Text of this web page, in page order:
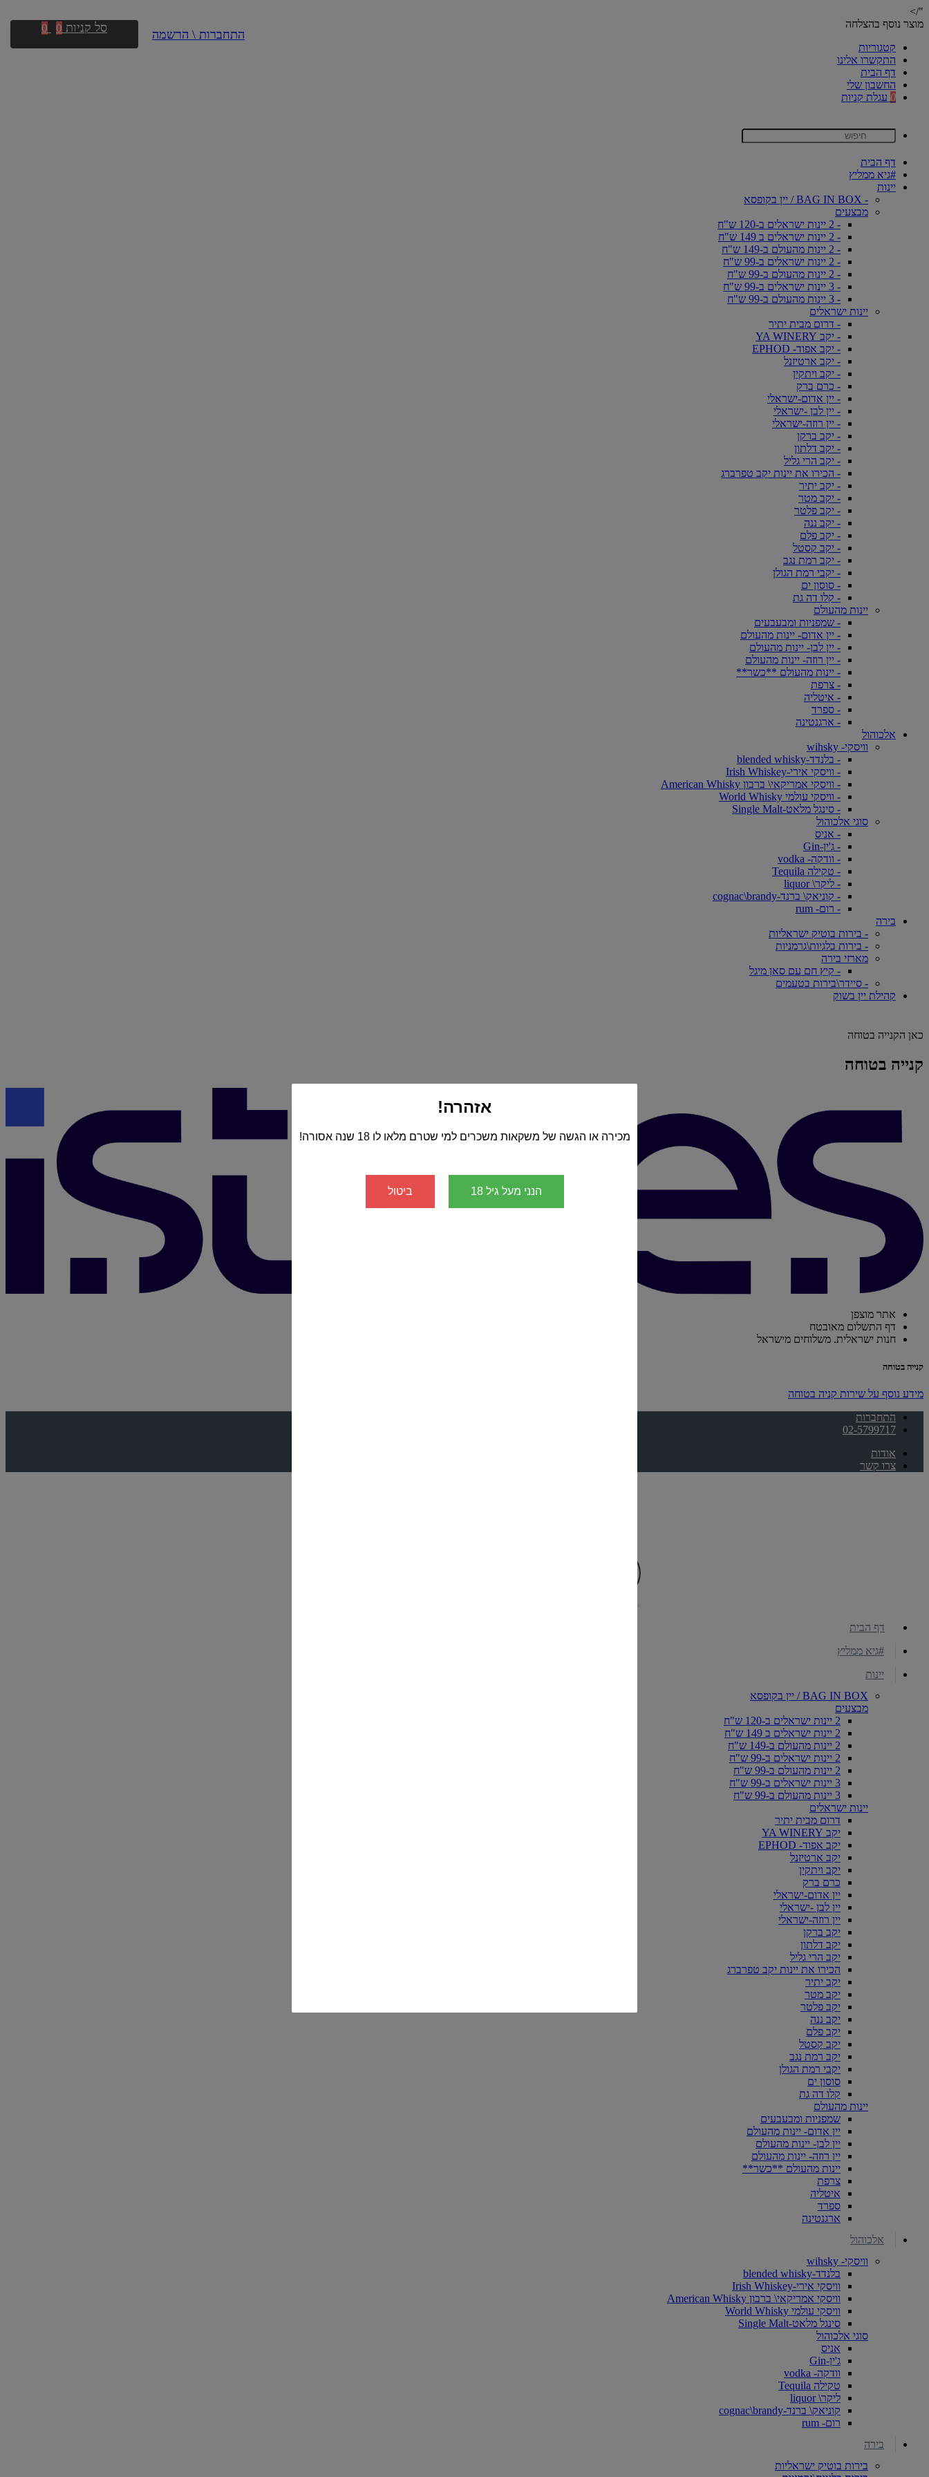
"/>
מוצר נוסף בהצלחה
קטגוריות
התקשרו אלינו
דף הבית
החשבון שלי
0 עגלת קניות
דף הבית
#גיא ממליץ
יינות
- BAG IN BOX / יין בקופסא
מבצעים
- 2 יינות ישראלים ב-120 ש"ח
- 2 יינות ישראלים ב 149 ש"ח
- 2 יינות מהעולם ב-149 ש"ח
- 2 יינות ישראלים ב-99 ש"ח
- 2 יינות מהעולם ב-99 ש"ח
- 3 יינות ישראלים ב-99 ש"ח
- 3 יינות מהעולם ב-99 ש"ח
יינות ישראלים
- דרום מבית יתיר
- יקב YA WINERY
- יקב אפוד- EPHOD
- יקב ארטיזנל
- יקב ויתקין
- כרם ברק
- יין אדום-ישראלי
- יין לבן -ישראלי
- יין רוזה-ישראלי
- יקב ברקן
- יקב דלתון
- יקב הרי גליל
- הכירו את יינות יקב טפרברג
- יקב יתיר
- יקב מטר
- יקב פלטר
- יקב ננה
- יקב פלם
- יקב קסטל
- יקב רמת נגב
- יקבי רמת הגולן
- סוסון ים
- קלו דה גת
יינות מהעולם
- שמפניות ומבעבעים
- יין אדום- יינות מהעולם
- יין לבן- יינות מהעולם
- יין רוזה- יינות מהעולם
- יינות מהעולם **כשר**
- צרפת
- איטליה
- ספרד
- ארגנטינה
אלכוהול
וויסקי- wihsky
- בלנדד-blended whisky
- וויסקי אירי-Irish Whiskey
- וויסקי אמריקאי\ ברבון American Whisky
- וויסקי עולמי World Whisky
- סינגל מלאט-Single Malt
סוגי אלכוהול
- אניס
- ג'ין-Gin
- וודקה- vodka
- טקילה Tequila
- ליקר\ liquor
- קוניאק\ ברנד-cognac\brandy
- רום- rum
בירה
- בירות בוטיק ישראליות
- בירות בלגיות\גרמניות
מארזי בירה
- קיץ חם עם סאן מיגל
- סיידר\בירות בטעמים
קהילת יין בשוק
כאן הקנייה בטוחה
קנייה בטוחה
אתר מוצפן
דף התשלום מאובטח
חנות ישראלית. משלוחים מישראל
קנייה בטוחה
מידע נוסף על שירות קניה בטוחה
התחברות
02-5799717
אודות
צרו קשר
התחברות \ הרשמה סל קניות 0
0
דף הבית
#גיא ממליץ
יינות
BAG IN BOX / יין בקופסא
מבצעים
2 יינות ישראלים ב-120 ש"ח
2 יינות ישראלים ב 149 ש"ח
2 יינות מהעולם ב-149 ש"ח
2 יינות ישראלים ב-99 ש"ח
2 יינות מהעולם ב-99 ש"ח
3 יינות ישראלים ב-99 ש"ח
3 יינות מהעולם ב-99 ש"ח
יינות ישראלים
דרום מבית יתיר
יקב YA WINERY
יקב אפוד- EPHOD
יקב ארטיזנל
יקב ויתקין
כרם ברק
יין אדום-ישראלי
יין לבן -ישראלי
יין רוזה-ישראלי
יקב ברקן
יקב דלתון
יקב הרי גליל
הכירו את יינות יקב טפרברג
יקב יתיר
יקב מטר
יקב פלטר
יקב ננה
יקב פלם
יקב קסטל
יקב רמת נגב
יקבי רמת הגולן
סוסון ים
קלו דה גת
יינות מהעולם
שמפניות ומבעבעים
יין אדום- יינות מהעולם
יין לבן- יינות מהעולם
יין רוזה- יינות מהעולם
יינות מהעולם **כשר**
צרפת
איטליה
ספרד
ארגנטינה
אלכוהול
וויסקי- wihsky
בלנדד-blended whisky
וויסקי אירי-Irish Whiskey
וויסקי אמריקאי\ ברבון American Whisky
וויסקי עולמי World Whisky
סינגל מלאט-Single Malt
סוגי אלכוהול
אניס
ג'ין-Gin
וודקה- vodka
טקילה Tequila
ליקר\ liquor
קוניאק\ ברנד-cognac\brandy
רום- rum
בירה
בירות בוטיק ישראליות
אזהרה!
מכירה או הגשה של משקאות משכרים למי שטרם מלאו לו 18 שנה אסורה!
הנני מעל גיל 18 ביטול